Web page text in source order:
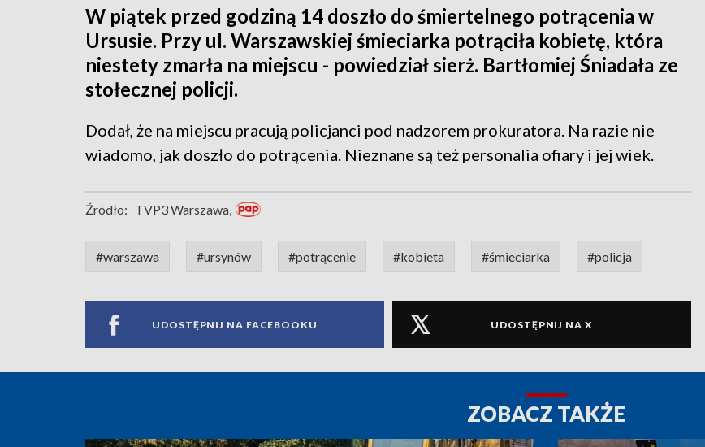
W piątek przed godziną 14 doszło do śmiertelnego potrącenia w
Ursusie. Przy ul. Warszawskiej śmieciarka potrąciła kobietę, która
niestety zmarła na miejscu - powiedział sierż. Bartłomiej Śniadała ze
stołecznej policji.
Dodał, że na miejscu pracują policjanci pod nadzorem prokuratora. Na razie nie
wiadomo, jak doszło do potrącenia. Nieznane są też personalia ofiary i jej wiek.
Źródło: TVP3 Warszawa,
#warszawa #ursynów #potrącenie #kobieta #śmieciarka #policja
UDOSTĘPNIJ NA FACEBOOKU UDOSTĘPNIJ NA X
ZOBACZ TAKŻE